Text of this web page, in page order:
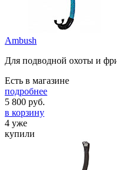
Ambush
Для подводной охоты и
Есть в магазине
подробнее
5 800 руб.
в корзину
4 уже
купили